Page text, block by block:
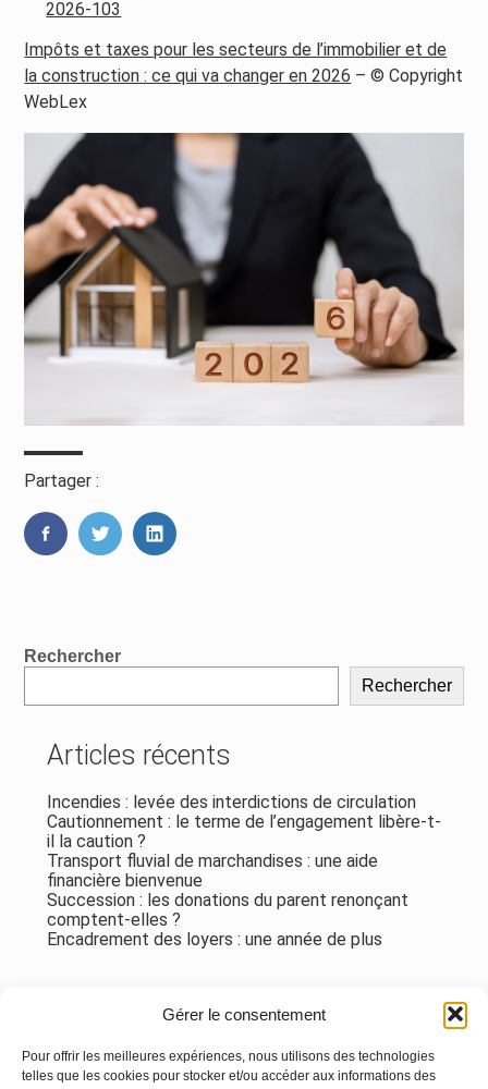
Gérer le consentement
Pour offrir les meilleures expériences, nous utilisons des technologies
telles que les cookies pour stocker et/ou accéder aux informations des
2026-103
Impôts et taxes pour les secteurs de l’immobilier et de
la construction : ce qui va changer en 2026 – © Copyright
WebLex
Partager :
FaceBookTwitterLinkedIn
Blog
Rechercher
Rechercher
Articles récents
Incendies : levée des interdictions de circulation
Cautionnement : le terme de l’engagement libère-t-
il la caution ?
Transport fluvial de marchandises : une aide
financière bienvenue
Succession : les donations du parent renonçant
comptent-elles ?
Encadrement des loyers : une année de plus
Aucun commentaire à afficher.